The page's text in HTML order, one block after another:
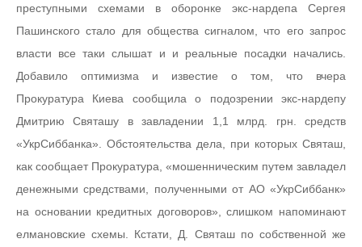
преступными схемами в оборонке экс-нардепа Сергея
Пашинского стало для общества сигналом, что его запрос
власти все таки слышат и и реальные посадки начались.
Добавило оптимизма и известие о том, что вчера
Прокуратура Киева сообщила о подозрении экс-нардепу
Дмитрию Святашу в завладении 1,1 млрд. грн. средств
«УкрСиббанка». Обстоятельства дела, при которых Святаш,
как сообщает Прокуратура, «мошенническим путем завладел
денежными средствами, полученными от АО «УкрСиббанк»
на основании кредитных договоров», слишком напоминают
елмановские схемы. Кстати, Д. Святаш по собственной же